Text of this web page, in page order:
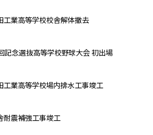
工業高等学校校舎解体撤去
記念選抜高等学校野球大会 初出場
工業高等学校場内排水工事竣工
耐震補強工事竣工